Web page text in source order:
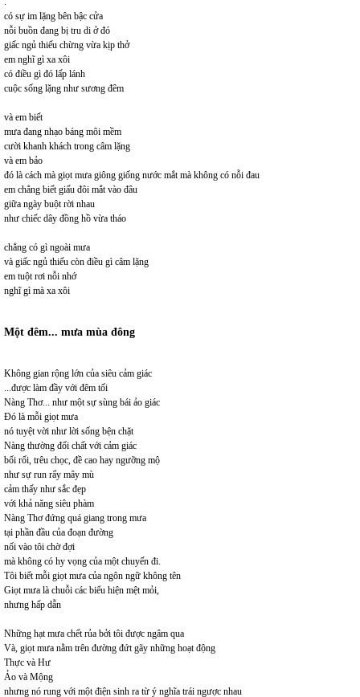
có sự im lặng bên bậc cửa
nỗi buồn đang bị tru di ở đó
giấc ngủ thiếu chừng vừa kịp thở
em nghĩ gì xa xôi
có điều gì đó lấp lánh
cuộc sống lặng như sương đêm
và em biết
mưa đang nhạo báng môi mềm
cười khanh khách trong câm lặng
và em bảo
đó là cách mà giọt mưa giông giống nước mắt mà không có nỗi đau
em chẳng biết giấu đôi mắt vào đâu
giữa ngày buột rời nhau
như chiếc dây đồng hồ vừa tháo
chẳng có gì ngoài mưa
và giấc ngủ thiếu còn điều gì câm lặng
em tuột rơi nỗi nhớ
nghĩ gì mà xa xôi
Một đêm... mưa mùa đông
Không gian rộng lớn của siêu cảm giác
...được làm đầy với đêm tối
Nàng Thơ... như một sự sùng bái ảo giác
Đó là mỗi giọt mưa
nó tuyệt vời như lời sống bện chặt
Nàng thường đối chất với cảm giác
bối rối, trêu chọc, đề cao hay ngưỡng mộ
như sự run rẩy mây mù
cảm thấy như sắc đẹp
với khả năng siêu phàm
Nàng Thơ đứng quá giang trong mưa
tại phần đầu của đoạn đường
nối vào tôi chờ đợi
mà không có hy vọng của một chuyến đi.
Tôi biết mỗi giọt mưa của ngôn ngữ không tên
Giọt mưa là chuỗi các biểu hiện mệt mỏi,
nhưng hấp dẫn
Những hạt mưa chết rủa bởi tôi được ngâm qua
Và, giọt mưa nằm trên đường đứt gãy những hoạt động
Thực và Hư
Ảo và Mộng
nhưng nó rung với một điện sinh ra từ ý nghĩa trái ngược nhau